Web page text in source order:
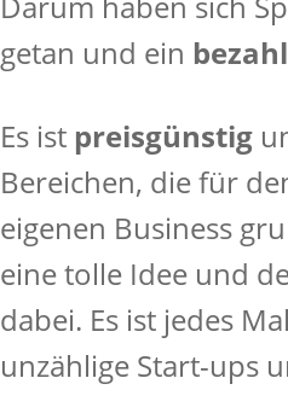
getan und ein
Es ist preisgünstig
Bereichen, die für
eigenen Business
eine tolle Idee und
dabei. Es ist jedes
unzählige Start-ups